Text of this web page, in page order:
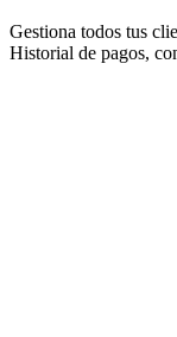
Gestiona todos tus
Historial de pagos,